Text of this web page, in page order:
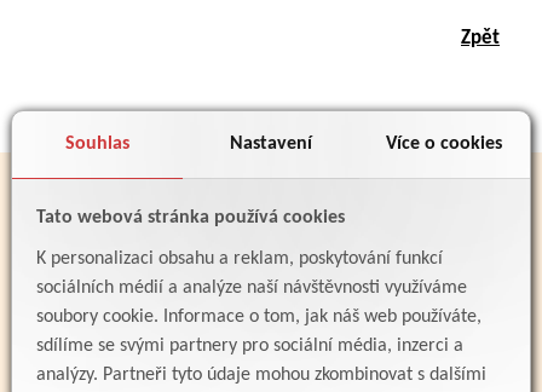
Souhlas Nastavení Více o cookies
Tato webová stránka používá cookies
K personalizaci obsahu a reklam, poskytování funkcí
sociálních médií a analýze naší návštěvnosti využíváme
soubory cookie. Informace o tom, jak náš web používáte,
sdílíme se svými partnery pro sociální média, inzerci a
analýzy. Partneři tyto údaje mohou zkombinovat s dalšími
Zpět